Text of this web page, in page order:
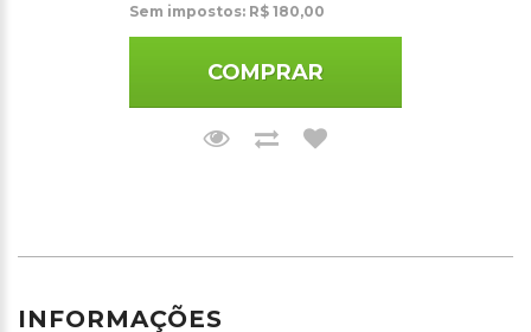
Sem impostos: R$ 180,00
COMPRAR
INFORMAÇÕES